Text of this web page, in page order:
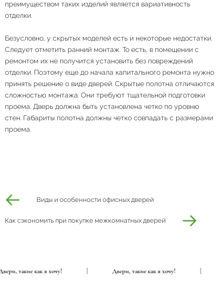
преимуществом таких изделий является вариативность
отделки.
Безусловно, у скрытых моделей есть и некоторые недостатки.
Следует отметить ранний монтаж. То есть, в помещении с
ремонтом их не получится установить без повреждений
отделки. Поэтому еще до начала капитального ремонта нужно
принять решение о виде дверей. Скрытые полотна отличаются
сложностью монтажа. Они требуют тщательной подготовки
проема. Дверь должна быть установлена четко по уровню
стен. Габариты полотна должны четко совпадать с размерами
проема.
Виды и особенности офисных дверей
Как сэкономить при покупке межкомнатных дверей
Двери, такие как я хочу! Двери, такие как я хочу!